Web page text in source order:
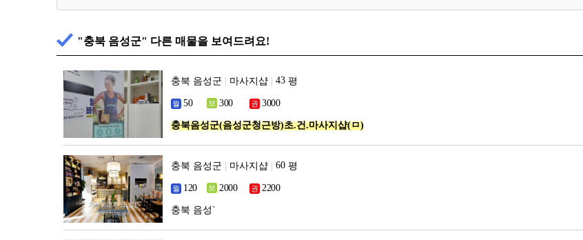
"충북 음성군" 다른 매물을 보여드려요!
충북 음성군 마사지샵 평
충북음성군(음성군청근방)초.건.마사지샵(ㅁ)
충북 음성군 마사지샵 평
충북 음성`